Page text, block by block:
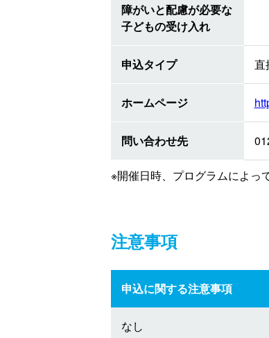
障がいと配慮が必要な
子どもの受け入れ
申込タイプ 直
ホームページ
問い合わせ先
※開催日時、プログラムによっ
注意事項
申込に関する注意事項
なし